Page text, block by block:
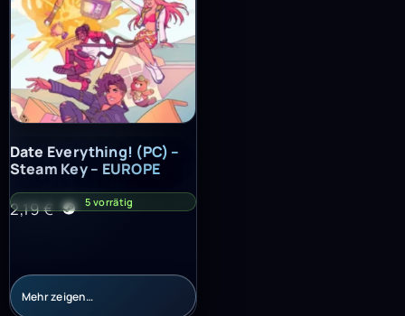
Date Everything! (PC) – Steam Key – EUROPE
Date Everything! (PC) –
Steam Key – EUROPE
2,19€ 5 vorrätig
Mehr zeigen…